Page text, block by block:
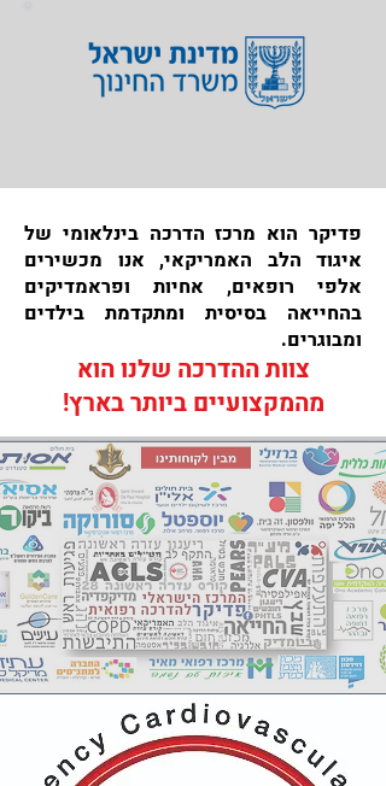
פדיקר הוא מרכז הדרכה בינלאומי של
איגוד הלב האמריקאי, אנו מכשירים
אלפי רופאים, אחיות ופראמדיקים
בהחייאה בסיסית ומתקדמת בילדים
ומבוגרים.
צוות ההדרכה שלנו הוא
מהמקצועיים ביותר בארץ!